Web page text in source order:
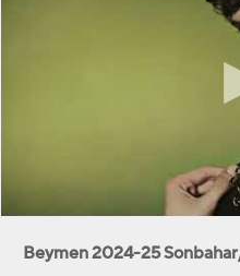
Beymen 2024-25